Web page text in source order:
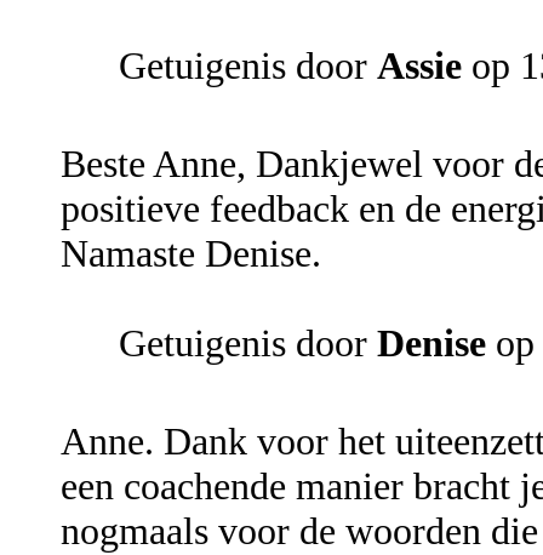
Getuigenis door Assie op
Beste Anne, Dankjewel voor
positieve feedback en de
Namaste Denise.
Getuigenis door Denise
Anne. Dank voor het
een coachende manier bracht
nogmaals voor de woorden